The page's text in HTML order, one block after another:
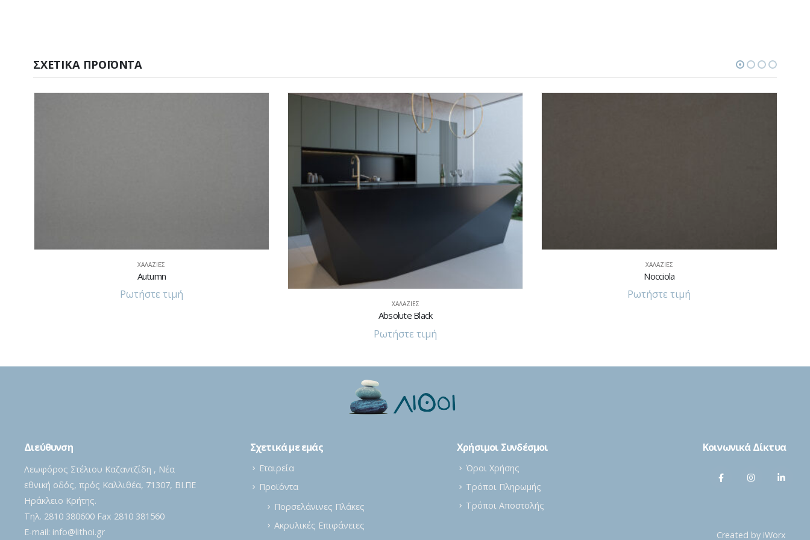
ΣΧΕΤΙΚΆ ΠΡΟΪΌΝΤΑ
Nocciola
ΧΑΛΑΖΊΕΣ
White Lights
Ρωτήστε τιμή
Διεύθυνση
Λεωφόρος Στέλιου Καζαντζίδη , Νέα
εθνική οδός, πρός Καλλιθέα, 71307, ΒΙ.ΠΕ
Ηράκλειο Κρήτης.
Τηλ. 2810 380600 Fax 2810 381560
E-mail: info@lithoi.gr
Σχετικά με εμάς
Εταιρεία
Προϊόντα
Πορσελάνινες Πλάκες
Ακρυλικές Επιφάνειες
Χρήσιμοι Συνδέσμοι
Όροι Χρήσης
Τρόποι Πληρωμής
Τρόποι Αποστολής
Κοινωνικά Δίκτυα
Created by iWorx